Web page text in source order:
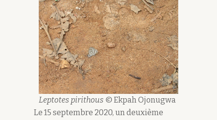
Leptotes pirithous © Ekpah Ojonugwa
Le 15 septembre 2020, un deuxième